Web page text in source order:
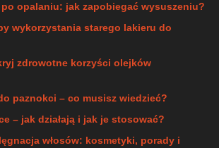
opalaniu: jak zapobiegać wysuszeniu?
wykorzystania starego lakieru do
zdrowotne korzyści olejków
paznokci – co musisz wiedzieć?
– jak działają i jak je stosować?
włosów: kosmetyki, porady i